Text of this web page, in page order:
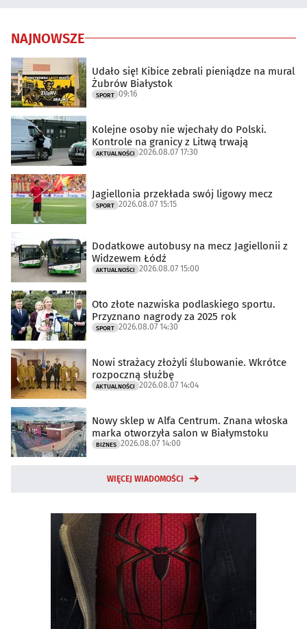
NAJNOWSZE
Udało się! Kibice zebrali pieniądze na mural
Żubrów Białystok
SPORT 09:16
Kolejne osoby nie wjechały do Polski.
Kontrole na granicy z Litwą trwają
AKTUALNOŚCI 2026.08.07 17:30
Jagiellonia przekłada swój ligowy mecz
SPORT 2026.08.07 15:15
Dodatkowe autobusy na mecz Jagiellonii z
Widzewem Łódź
AKTUALNOŚCI 2026.08.07 15:00
Oto złote nazwiska podlaskiego sportu.
Przyznano nagrody za 2025 rok
SPORT 2026.08.07 14:30
Nowi strażacy złożyli ślubowanie. Wkrótce
rozpoczną służbę
AKTUALNOŚCI 2026.08.07 14:04
Nowy sklep w Alfa Centrum. Znana włoska
marka otworzyła salon w Białymstoku
BIZNES 2026.08.07 14:00
WIĘCEJ WIADOMOŚCI